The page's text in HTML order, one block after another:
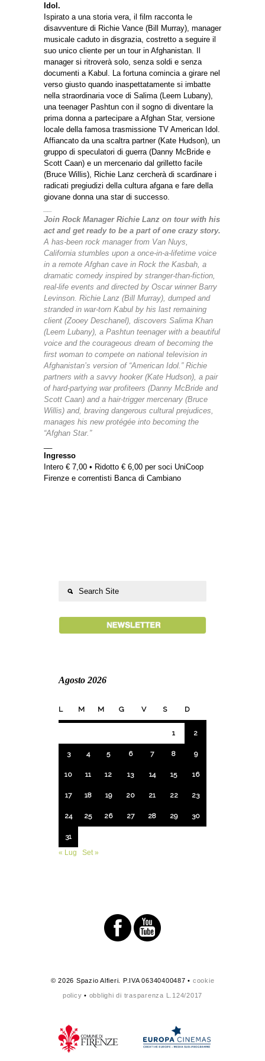
Idol.
Ispirato a una storia vera, il film racconta le
disavventure di Richie Vance (Bill Murray), manager
musicale caduto in disgrazia, costretto a seguire il
suo unico cliente per un tour in Afghanistan. Il
manager si ritroverà solo, senza soldi e senza
documenti a Kabul. La fortuna comincia a girare nel
verso giusto quando inaspettatamente si imbatte
nella straordinaria voce di Salima (Leem Lubany),
una teenager Pashtun con il sogno di diventare la
prima donna a partecipare a Afghan Star, versione
locale della famosa trasmissione TV American Idol.
Affiancato da una scaltra partner (Kate Hudson), un
gruppo di speculatori di guerra (Danny McBride e
Scott Caan) e un mercenario dal grilletto facile
(Bruce Willis), Richie Lanz cercherà di scardinare i
radicati pregiudizi della cultura afgana e fare della
giovane donna una star di successo.
Join Rock Manager Richie Lanz on tour with his
act and get ready to be a part of one crazy story.
A has-been rock manager from Van Nuys,
California stumbles upon a once-in-a-lifetime voice
in a remote Afghan cave in Rock the Kasbah, a
dramatic comedy inspired by stranger-than-fiction,
real-life events and directed by Oscar winner Barry
Levinson. Richie Lanz (Bill Murray), dumped and
stranded in war-torn Kabul by his last remaining
client (Zooey Deschanel), discovers Salima Khan
(Leem Lubany), a Pashtun teenager with a beautiful
voice and the courageous dream of becoming the
first woman to compete on national television in
Afghanistan’s version of “American Idol.” Richie
partners with a savvy hooker (Kate Hudson), a pair
of hard-partying war profiteers (Danny McBride and
Scott Caan) and a hair-trigger mercenary (Bruce
Willis) and, braving dangerous cultural prejudices,
manages his new protégée into becoming the
“Afghan Star.”
Ingresso
Intero € 7,00 • Ridotto € 6,00 per soci UniCoop
Firenze e correntisti Banca di Cambiano
Agosto 2026
L M M G V S D
1 2
3 4 5 6 7 8 9
10 11 12 13 14 15 16
17 18 19 20 21 22 23
24 25 26 27 28 29 30
31
« Lug
Set »
© 2026 Spazio Alfieri. P.IVA 06340400487 • cookie
policy • obblighi di trasparenza L.124/2017